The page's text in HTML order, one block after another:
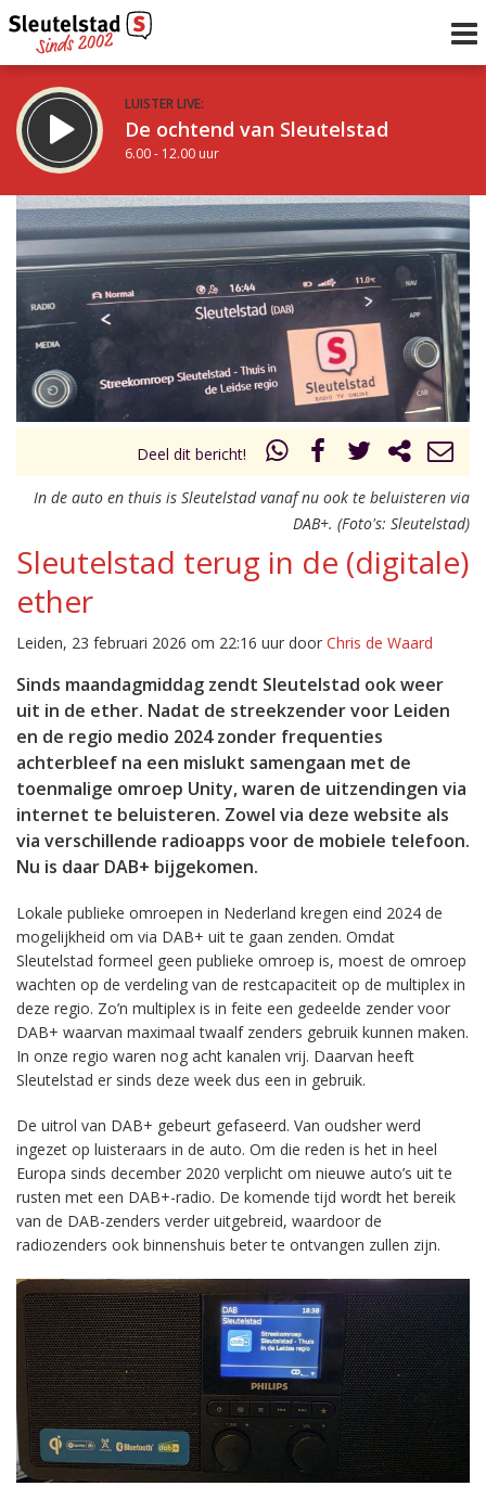
LUISTER LIVE:
De ochtend van Sleutelstad
6.00 - 12.00 uur
STRAKS:
De middag van Sleutelstad
12.00 - 18.00 uur
Vorig uur
uur 1 van 0 Volgend uur
Deel dit bericht!
In de auto en thuis is Sleutelstad vanaf nu ook te beluisteren via
DAB+. (Foto's: Sleutelstad)
Sleutelstad terug in de (digitale)
ether
Leiden, 23 februari 2026 om 22:16 uur door Chris de Waard
Sinds maandagmiddag zendt Sleutelstad ook weer
uit in de ether. Nadat de streekzender voor Leiden
en de regio medio 2024 zonder frequenties
achterbleef na een mislukt samengaan met de
toenmalige omroep Unity, waren de uitzendingen via
internet te beluisteren. Zowel via deze website als
via verschillende radioapps voor de mobiele telefoon.
Nu is daar DAB+ bijgekomen.
Lokale publieke omroepen in Nederland kregen eind 2024 de
mogelijkheid om via DAB+ uit te gaan zenden. Omdat
Sleutelstad formeel geen publieke omroep is, moest de omroep
wachten op de verdeling van de restcapaciteit op de multiplex in
deze regio. Zo’n multiplex is in feite een gedeelde zender voor
DAB+ waarvan maximaal twaalf zenders gebruik kunnen maken.
In onze regio waren nog acht kanalen vrij. Daarvan heeft
Sleutelstad er sinds deze week dus een in gebruik.
De uitrol van DAB+ gebeurt gefaseerd. Van oudsher werd
ingezet op luisteraars in de auto. Om die reden is het in heel
Europa sinds december 2020 verplicht om nieuwe auto’s uit te
rusten met een DAB+-radio. De komende tijd wordt het bereik
van de DAB-zenders verder uitgebreid, waardoor de
radiozenders ook binnenshuis beter te ontvangen zullen zijn.